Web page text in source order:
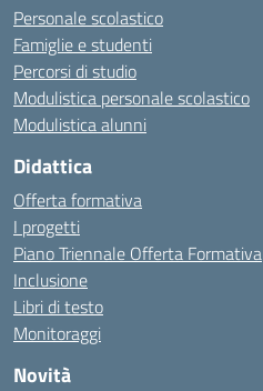
Personale scolastico
Famiglie e studenti
Percorsi di studio
Modulistica personale scolastico
Modulistica alunni
Didattica
Offerta formativa
I progetti
Piano Triennale Offerta Formativa
Inclusione
Libri di testo
Monitoraggi
Novità